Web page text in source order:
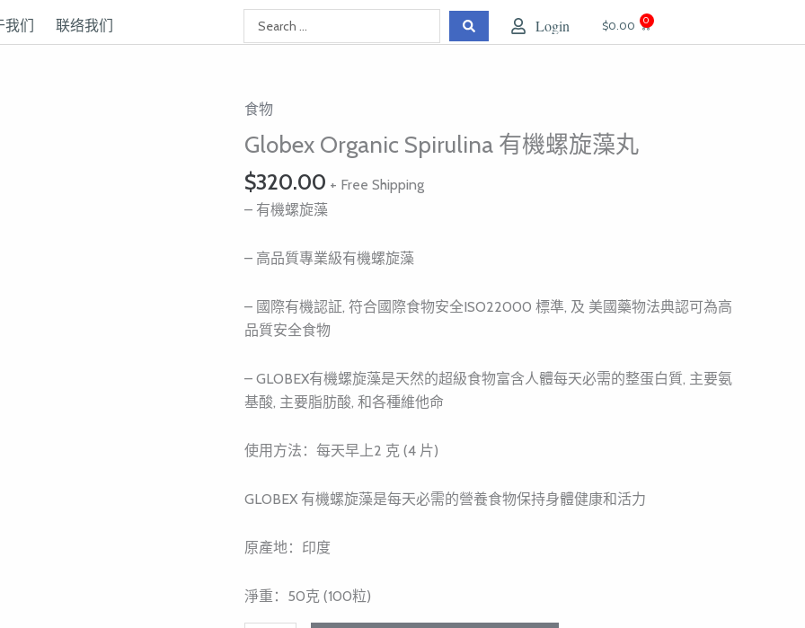
我们 联络我们 Login $0.00 0大
车
食物
Globex Organic Spirulina 有機螺旋藻丸
$320.00 + Free Shipping
– 有機螺旋藻
– 高品質專業級有機螺旋藻
– 國際有機認証, 符合國際食物安全ISO22000 標準, 及 美國藥物法典認可為高
品質安全食物
– GLOBEX有機螺旋藻是天然的超級食物富含人體每天必需的整蛋白質, 主要氨
基酸, 主要脂肪酸, 和各種維他命
使用方法：每天早上2 克 (4 片)
GLOBEX 有機螺旋藻是每天必需的營養食物保持身體健康和活力
原產地：印度
淨重：50克 (100粒)
Globex
Organic
有
機
旋
丸
数